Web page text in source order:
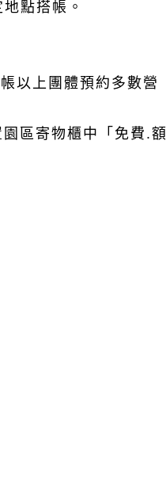
點搭帳。
以上團體預約多數營
區寄物櫃中「免費.額